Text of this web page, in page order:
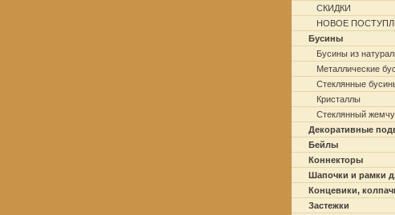
СКИДКИ
НОВОЕ
Бусины
Бусины из
Металлические
Стеклянные
Кристаллы
Стеклянный
Декоративные
Бейлы
Коннекторы
Шапочки и рамки
Концевики,
Застежки